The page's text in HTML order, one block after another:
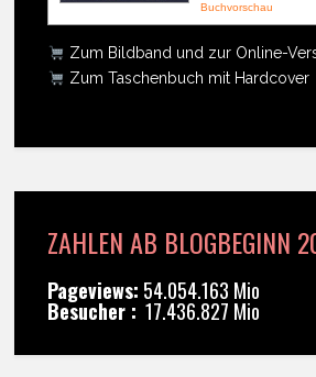
Buchvorschau
Zum Bildband und zur Online-
Zum Taschenbuch mit Hardcover
ZAHLEN AB BLOGBEGINN
Pageviews: 54.054.163 Mio
Besucher : 17.436.827 Mio